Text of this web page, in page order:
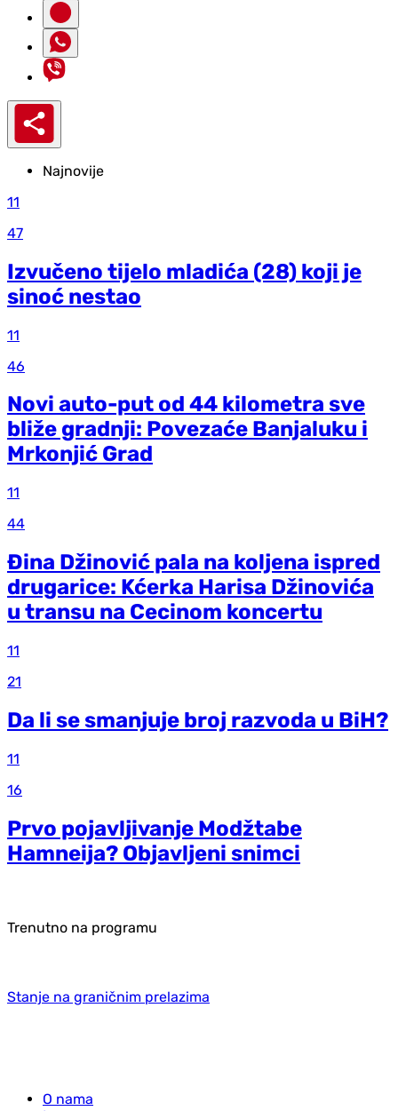
Najnovije
11
47
Izvučeno tijelo mladića (28) koji je
sinoć nestao
11
46
Novi auto-put od 44 kilometra sve
bliže gradnji: Povezaće Banjaluku i
Mrkonjić Grad
11
44
Đina Džinović pala na koljena ispred
drugarice: Kćerka Harisa Džinovića
u transu na Cecinom koncertu
11
21
Da li se smanjuje broj razvoda u BiH?
11
16
Prvo pojavljivanje Modžtabe
Hamneija? Objavljeni snimci
Trenutno na programu
Stanje na graničnim prelazima
O nama